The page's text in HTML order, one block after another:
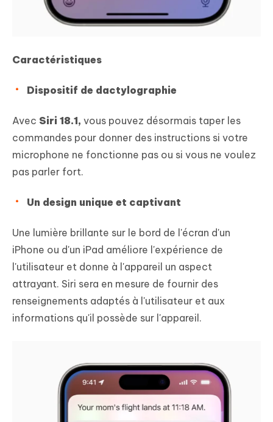
Caractéristiques
Dispositif de dactylographie
Avec Siri 18.1, vous pouvez désormais taper les
commandes pour donner des instructions si votre
microphone ne fonctionne pas ou si vous ne voulez
pas parler fort.
Un design unique et captivant
Une lumière brillante sur le bord de l'écran d'un
iPhone ou d'un iPad améliore l'expérience de
l'utilisateur et donne à l'appareil un aspect
attrayant. Siri sera en mesure de fournir des
renseignements adaptés à l'utilisateur et aux
informations qu'il possède sur l'appareil.